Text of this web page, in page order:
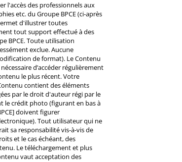
l'accès des professionnels aux
etc. du Groupe BPCE (ci-après
d'illustrer toutes
tout support effectué à des
BPCE. Toute utilisation
exclue. Aucune
de format). Le Contenu
d’accéder régulièrement
le plus récent. Votre
contient des éléments
par le droit d'auteur régi par le
le crédit photo (figurant en bas à
doivent figurer
Tout utilisateur qui ne
sa responsabilité vis-à-vis de
et le cas échéant, des
Le téléchargement et plus
vaut acceptation des